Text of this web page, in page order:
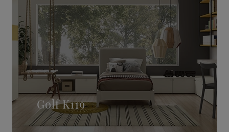
Golf K119